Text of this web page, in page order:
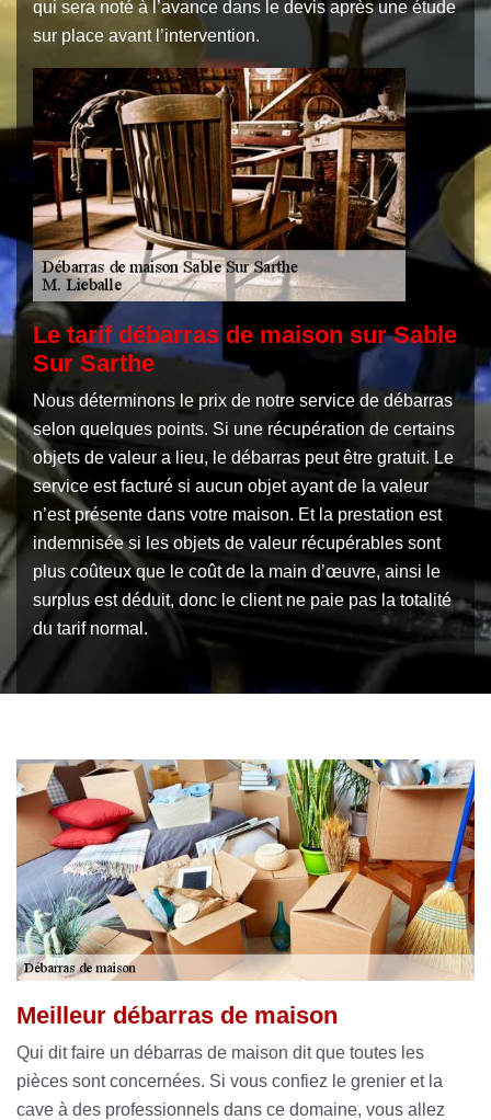
qui sera noté à l’avance dans le devis après une étude
sur place avant l’intervention.
Le tarif débarras de maison sur Sable
Sur Sarthe
Nous déterminons le prix de notre service de débarras
selon quelques points. Si une récupération de certains
objets de valeur a lieu, le débarras peut être gratuit. Le
service est facturé si aucun objet ayant de la valeur
n’est présente dans votre maison. Et la prestation est
indemnisée si les objets de valeur récupérables sont
plus coûteux que le coût de la main d’œuvre, ainsi le
surplus est déduit, donc le client ne paie pas la totalité
du tarif normal.
Meilleur débarras de maison
Qui dit faire un débarras de maison dit que toutes les
pièces sont concernées. Si vous confiez le grenier et la
cave à des professionnels dans ce domaine, vous allez